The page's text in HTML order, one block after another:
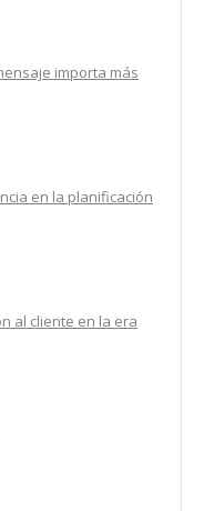
importa más
en la planificación
al cliente en la era